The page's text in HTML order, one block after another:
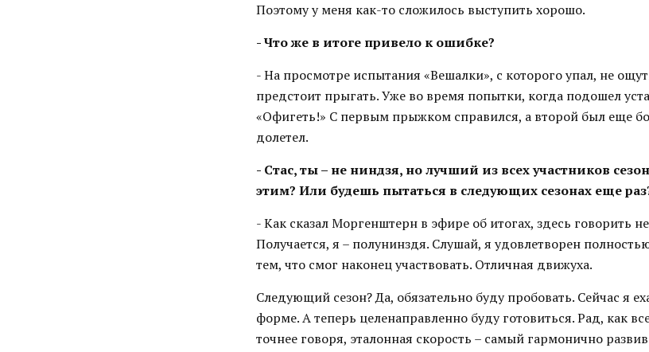
Поэтому у меня как-то сложилось выступить хорошо.
- Что же в итоге привело к ошибке?
- На просмотре испытания «Вешалки», с которого упал, не
предстоит прыгать. Уже во время попытки, когда подошел
«Офигеть!» С первым прыжком справился, а второй был еще
долетел.
- Стас, ты – не ниндзя, но лучший из всех участников
этим? Или будешь пытаться в следующих сезонах еще
- Как сказал Моргенштерн в эфире об итогах, здесь говорить
Получается, я – полунинздя. Слушай, я удовлетворен
тем, что смог наконец участвовать. Отличная движуха.
Следующий сезон? Да, обязательно буду пробовать. Сейчас я
форме. А теперь целенаправленно буду готовиться. Рад, как
точнее говоря, эталонная скорость – самый гармонично